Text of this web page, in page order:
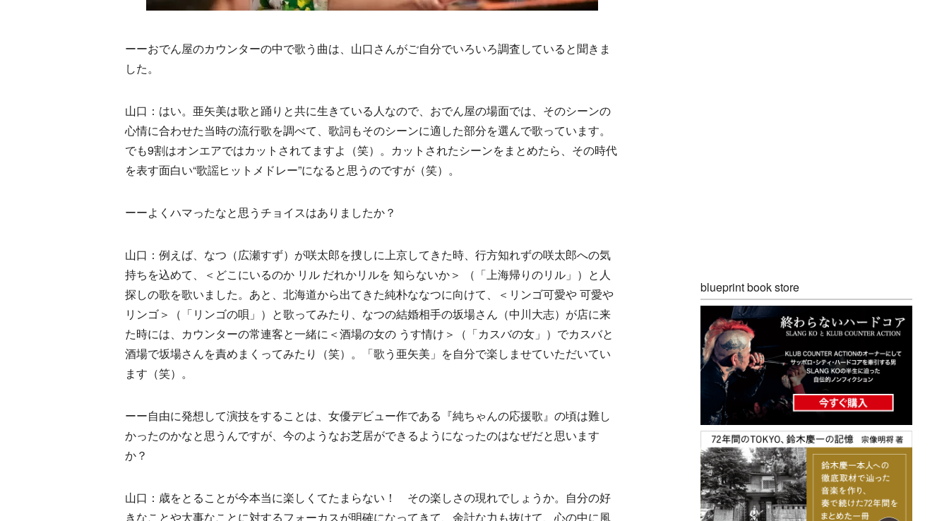
ーーおでん屋のカウンターの中で歌う曲は、山口さんがご自分でいろいろ調査していると聞きま
した。
山口：はい。亜矢美は歌と踊りと共に生きている人なので、おでん屋の場面では、そのシーンの
心情に合わせた当時の流行歌を調べて、歌詞もそのシーンに適した部分を選んで歌っています。
でも9割はオンエアではカットされてますよ（笑）。カットされたシーンをまとめたら、その時代
を表す面白い“歌謡ヒットメドレー”になると思うのですが（笑）。
ーーよくハマったなと思うチョイスはありましたか？
山口：例えば、なつ（広瀬すず）が咲太郎を捜しに上京してきた時、行方知れずの咲太郎への気
持ちを込めて、＜どこにいるのか リル だれかリルを 知らないか＞ （「上海帰りのリル」）と人
探しの歌を歌いました。あと、北海道から出てきた純朴ななつに向けて、＜リンゴ可愛や 可愛や
リンゴ＞（「リンゴの唄」）と歌ってみたり、なつの結婚相手の坂場さん（中川大志）が店に来
た時には、カウンターの常連客と一緒に＜酒場の女の うす情け＞（「カスバの女」）でカスバと
酒場で坂場さんを責めまくってみたり（笑）。「歌う亜矢美」を自分で楽しませていただいてい
ます（笑）。
ーー自由に発想して演技をすることは、女優デビュー作である『純ちゃんの応援歌』の頃は難し
かったのかなと思うんですが、今のようなお芝居ができるようになったのはなぜだと思います
か？
山口：歳をとることが今本当に楽しくてたまらない！ その楽しさの現れでしょうか。自分の好
きなことや大事なことに対するフォーカスが明確になってきて、余計な力も抜けて、心の中に風
blueprint book store